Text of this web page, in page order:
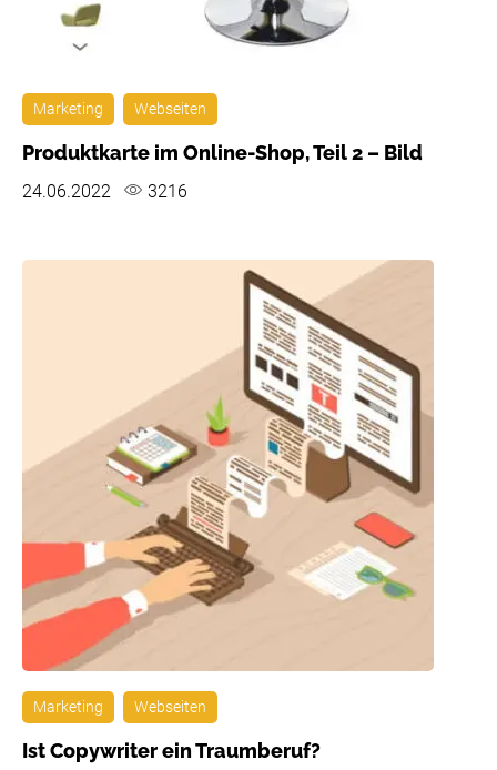
Marketing Webseiten
Produktkarte im Online-Shop, Teil 2 – Bild
24.06.2022 3216
Marketing Webseiten
Ist Copywriter ein Traumberuf?